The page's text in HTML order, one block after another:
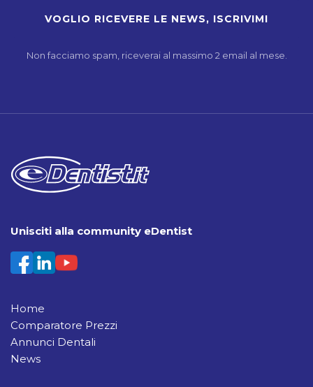
Non facciamo spam, riceverai al massimo 2 email al mese.
Unisciti alla community eDentist
Home
Comparatore Prezzi
Annunci Dentali
News